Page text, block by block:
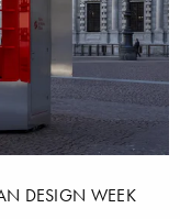
DESIGN WEEK